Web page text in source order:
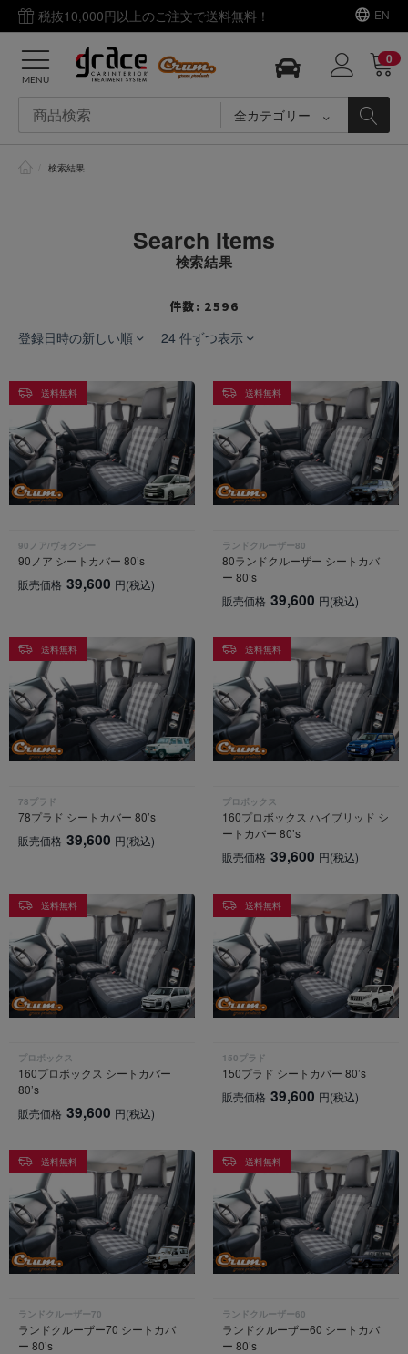
税抜10,000円以上のご注文で送料無料！ EN
全カテゴリー
0
MENU
検索結果
Search Items
検索結果
件数: 2596
登録日時の新しい順 24 件ずつ表示
送料無料
90ノア/ヴォクシー
90ノア シートカバー 80’s
販売価格 39,600 円(税込)
送料無料
ランドクルーザー80
80ランドクルーザー シートカバ
ー 80’s
販売価格 39,600 円(税込)
送料無料
78プラド
78プラド シートカバー 80’s
販売価格 39,600 円(税込)
送料無料
プロボックス
160プロボックス ハイブリッド シ
ートカバー 80’s
販売価格 39,600 円(税込)
送料無料
プロボックス
160プロボックス シートカバー
80’s
販売価格 39,600 円(税込)
送料無料
150プラド
150プラド シートカバー 80’s
販売価格 39,600 円(税込)
送料無料
ランドクルーザー70
ランドクルーザー70 シートカバ
ー 80’s
送料無料
ランドクルーザー60
ランドクルーザー60 シートカバ
ー 80’s